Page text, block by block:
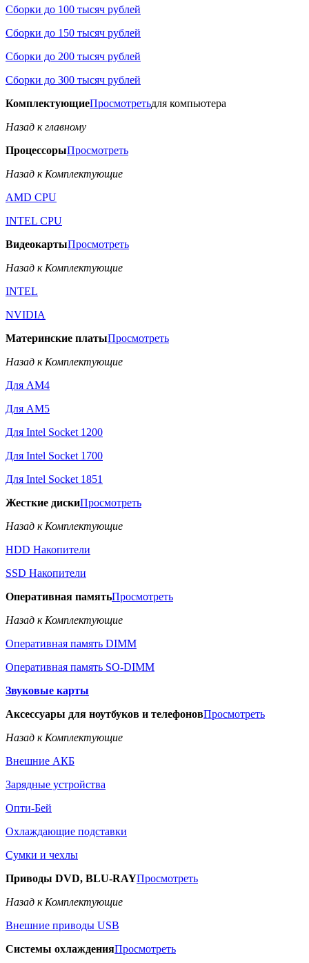
Сборки до 100 тысяч рублей
Сборки до 150 тысяч рублей
Сборки до 200 тысяч рублей
Сборки до 300 тысяч рублей
КомплектующиеПросмотретьдля компьютера
Назад к главному
ПроцессорыПросмотреть
Назад к Комплектующие
AMD CPU
INTEL CPU
ВидеокартыПросмотреть
Назад к Комплектующие
INTEL
NVIDIA
Материнские платыПросмотреть
Назад к Комплектующие
Для AM4
Для AM5
Для Intel Socket 1200
Для Intel Socket 1700
Для Intel Socket 1851
Жесткие дискиПросмотреть
Назад к Комплектующие
HDD Накопители
SSD Накопители
Оперативная памятьПросмотреть
Назад к Комплектующие
Оперативная память DIMM
Оперативная память SO-DIMM
Звуковые карты
Аксессуары для ноутбуков и телефоновПросмотреть
Назад к Комплектующие
Внешние АКБ
Зарядные устройства
Опти-Бей
Охлаждающие подставки
Сумки и чехлы
Приводы DVD, BLU-RAYПросмотреть
Назад к Комплектующие
Внешние приводы USB
Системы охлажденияПросмотреть